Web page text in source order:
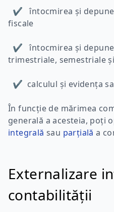
✔ întocmirea și
fiscale
✔ întocmirea și
trimestriale, semestriale
✔ calculul și evidența
În funcție de mărimea
generală a acesteia, poți
integrală sau parțială a
Externalizare
contabilității